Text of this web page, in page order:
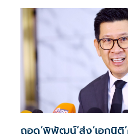
ถอด‘พิพัฒน์’ส่ง‘เอกนิติ